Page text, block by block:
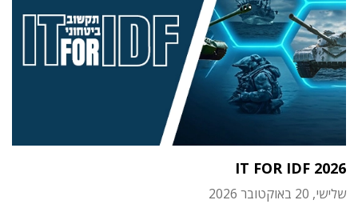
IT FOR IDF 2026
שלישי, 20 באוקטובר 2026